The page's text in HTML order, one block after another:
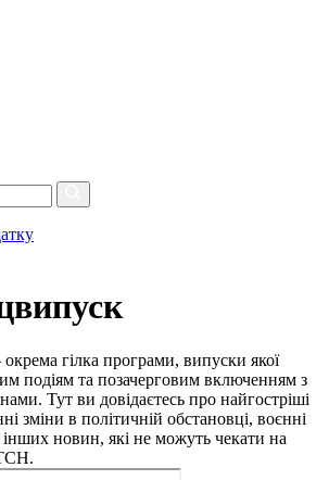
гілка програми, випуски якої
подіям та позачерговим включенням з
Тут ви довідаєтесь про найгостріші
зміни в політичній обстановці, воєнні
інших новин, які не можуть чекати на